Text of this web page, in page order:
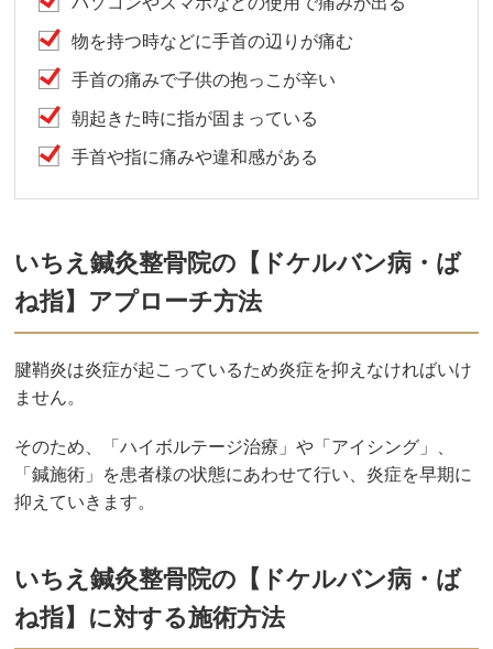
物を持つ時などに手首の辺りが痛む
手首の痛みで子供の抱っこが辛い
朝起きた時に指が固まっている
手首や指に痛みや違和感がある
いちえ鍼灸整骨院の【ドケルバン病・ば
ね指】アプローチ方法
腱鞘炎は炎症が起こっているため炎症を抑えなければいけ
ません。
そのため、「ハイボルテージ治療」や「アイシング」、
「鍼施術」を患者様の状態にあわせて行い、炎症を早期に
抑えていきます。
いちえ鍼灸整骨院の【ドケルバン病・ば
ね指】に対する施術方法